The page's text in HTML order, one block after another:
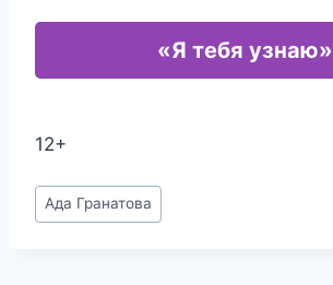
«Я тебя узнаю»
12+
Метки
записи:
Ада Гранатова